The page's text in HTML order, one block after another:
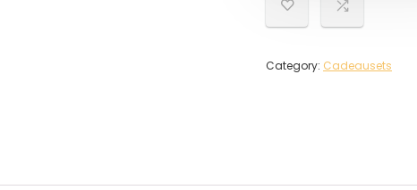
Category: Cadeausets